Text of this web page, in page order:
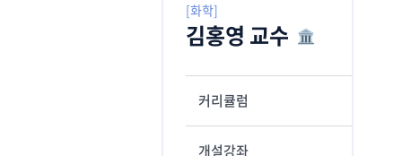
[화학]
김홍영 교수
커리큘럼
개설강좌